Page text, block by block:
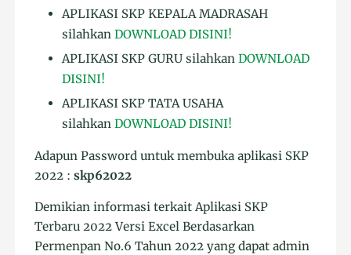
APLIKASI SKP KEPALA MADRASAH
silahkanDOWNLOAD DISINI!
APLIKASI SKP GURU silahkanDOWNLOAD
DISINI!
APLIKASI SKP TATA USAHA
silahkanDOWNLOAD DISINI!
Adapun Password untuk membuka aplikasi SKP
2022 :skp62022
Demikian informasi terkait Aplikasi SKP
Terbaru 2022 Versi Excel Berdasarkan
Permenpan No.6 Tahun 2022 yang dapat admin